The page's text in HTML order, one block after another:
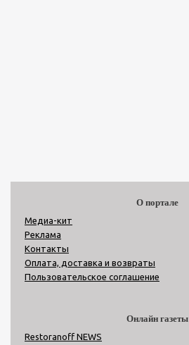
О портале
Медиа-кит
Реклама
Контакты
Оплата, доставка и возвраты
Пользовательское соглашение
Онлайн газеты
Restoranoff NEWS